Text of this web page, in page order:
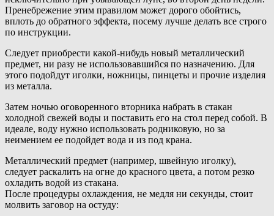
Пренебрежение этим правилом может дорого обойтись,
вплоть до обратного эффекта, посему лучше делать все строго
по инструкции.
Следует приобрести какой-нибудь новый металлический
предмет, ни разу не использовавшийся по назначению. Для
этого подойдут иголки, ножницы, пинцеты и прочие изделия
из металла.
Затем ночью оговоренного вторника набрать в стакан
холодной свежей воды и поставить его на стол перед собой. В
идеале, воду нужно использовать родниковую, но за
неимением ее подойдет вода и из под крана.
Металлический предмет (например, швейную иголку),
следует раскалить на огне до красного цвета, а потом резко
охладить водой из стакана.
После процедуры охлаждения, не медля ни секунды, стоит
молвить заговор на остуду: